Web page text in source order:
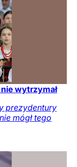
wytrzymał
prezydentury
mógł tego